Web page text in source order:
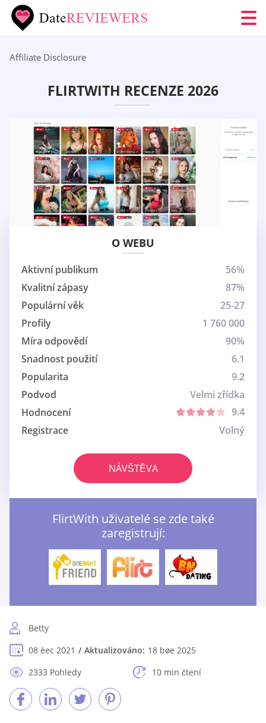
Affiliate Disclosure
FLIRTWITH RECENZE 2026
O WEBU
Aktivní publikum
56%
Kvalitní zápasy
87%
Populární věk
25-27
Profily
1 760 000
Míra odpovědí
90%
Snadnost použití
6.1
Popularita
9.2
Podvod
Velmi zřídka
Hodnocení
9.4
Registrace
Volný
NÁVŠTĚVA
FlirtWith uživatelé se zde také
zaregistrují:
Betty
08 èec 2021
Aktualizováno: 18 bøe 2025
2333 Pohledy
10 min čtení